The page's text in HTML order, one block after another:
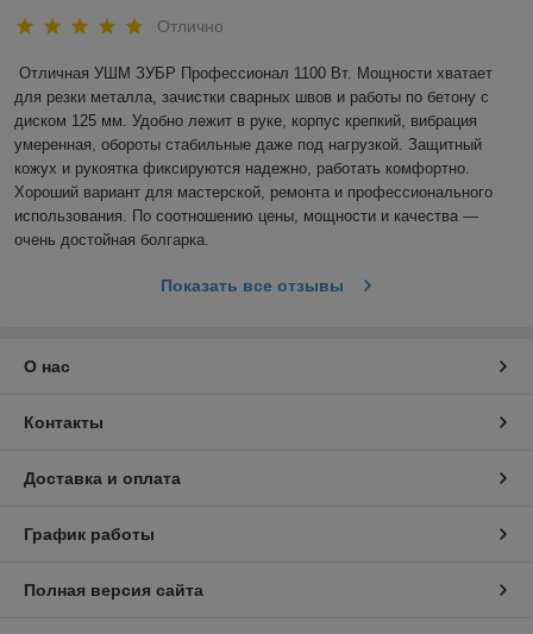
Отлично
Отличная УШМ ЗУБР Профессионал 1100 Вт. Мощности хватает
для резки металла, зачистки сварных швов и работы по бетону с
диском 125 мм. Удобно лежит в руке, корпус крепкий, вибрация
умеренная, обороты стабильные даже под нагрузкой. Защитный
кожух и рукоятка фиксируются надежно, работать комфортно.
Хороший вариант для мастерской, ремонта и профессионального
использования. По соотношению цены, мощности и качества —
очень достойная болгарка.
Показать все отзывы
О нас
Контакты
Доставка и оплата
График работы
Полная версия сайта